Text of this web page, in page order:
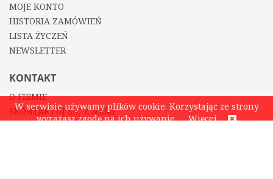
MOJE KONTO
HISTORIA ZAMÓWIEŃ
LISTA ŻYCZEŃ
NEWSLETTER
KONTAKT
O FIRMIE
SKONTAKTUJ SIĘ Z NAMI
W serwisie używamy plików cookie. Korzystając ze strony
wyrażasz zgodę na ich używanie.
Więcej